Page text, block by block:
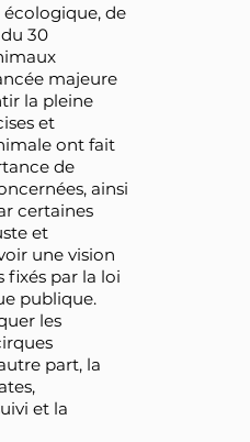
de
30
majeure
la pleine
et
ont fait
de
ainsi
certaines
et
une vision
fixés par la loi
publique.
les
part, la
et la